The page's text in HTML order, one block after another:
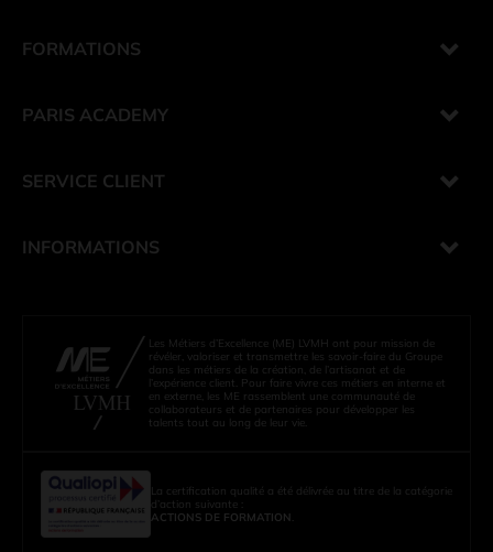
FORMATIONS
PARIS ACADEMY
SERVICE CLIENT
INFORMATIONS
Les Métiers d’Excellence (ME) LVMH ont pour mission de
révéler, valoriser et transmettre les savoir-faire du Groupe
dans les métiers de la création, de l’artisanat et de
l’expérience client. Pour faire vivre ces métiers en interne et
en externe, les ME rassemblent une communauté de
collaborateurs et de partenaires pour développer les
talents tout au long de leur vie.
La certification qualité a été délivrée au titre de la catégorie
d’action suivante :
ACTIONS DE FORMATION